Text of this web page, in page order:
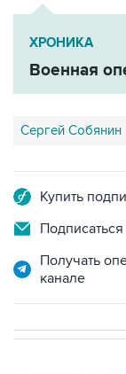
ХРОНИКА
Военная
Сергей Собянин
Купить
Получать
канале